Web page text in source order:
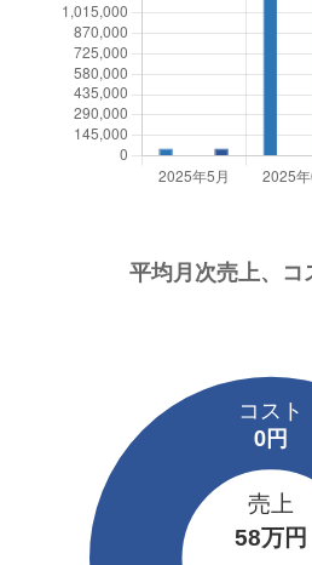
売上
58万円